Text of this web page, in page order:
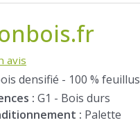
avis
densifié - 100 % feuillus
: G1 - Bois durs
: Palette